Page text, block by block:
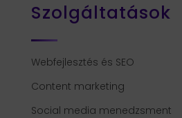
Szolgáltatások
Webfejlesztés és SEO
Content marketing
Social media menedzsment